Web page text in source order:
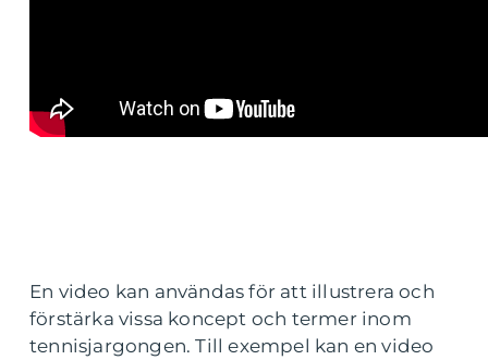
En video kan användas för att illustrera och
förstärka vissa koncept och termer inom
tennisjargongen. Till exempel kan en video